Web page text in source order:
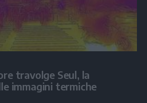
travolge Seul, la
immagini termiche